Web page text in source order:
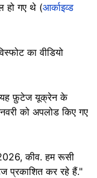
हो गए थे (आर्काइव्ड
का वीडियो
यह फ़ुटेज यूक्रेन के
को अपलोड किए गए
कीव. हम रूसी
प्रकाशित कर रहे हैं."